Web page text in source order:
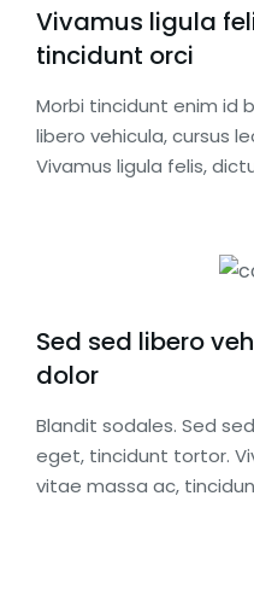
Vivamus ligula
tincidunt orci
Morbi tincidunt enim id
libero vehicula, cursus
Vivamus ligula felis,
Sed sed libero
dolor
Blandit sodales. Sed
eget, tincidunt tortor.
vitae massa ac,